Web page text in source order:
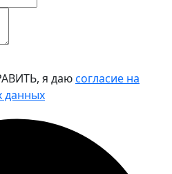
я даюсогласие на
данных